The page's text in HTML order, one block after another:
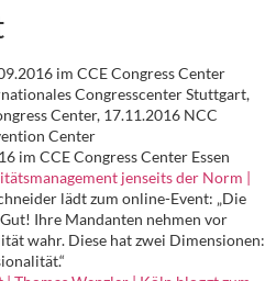
im CCE Congress Center
Congresscenter Stuttgart,
Center, 17.11.2016 NCC
Center
im CCE Congress Center Essen
jenseits der Norm |
lädt zum online-Event: „Die
Ihre Mandanten nehmen vor
wahr. Diese hat zwei Dimensionen: